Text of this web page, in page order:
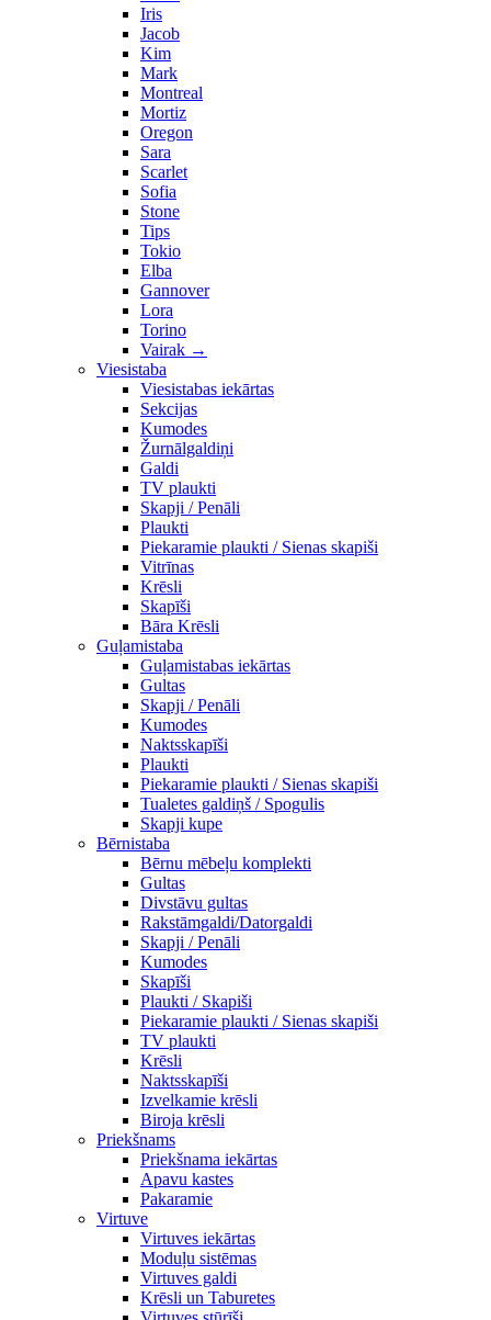
Iris
Jacob
Kim
Mark
Montreal
Mortiz
Oregon
Sara
Scarlet
Sofia
Stone
Tips
Tokio
Elba
Gannover
Lora
Torino
Vairak →
Viesistaba
Viesistabas iekārtas
Sekcijas
Kumodes
Žurnālgaldiņi
Galdi
TV plaukti
Skapji / Penāli
Plaukti
Piekaramie plaukti / Sienas skapiši
Vitrīnas
Krēsli
Skapīši
Bāra Krēsli
Guļamistaba
Guļamistabas iekārtas
Gultas
Skapji / Penāli
Kumodes
Naktsskapīši
Plaukti
Piekaramie plaukti / Sienas skapiši
Tualetes galdiņš / Spogulis
Skapji kupe
Bērnistaba
Bērnu mēbeļu komplekti
Gultas
Divstāvu gultas
Rakstāmgaldi/Datorgaldi
Skapji / Penāli
Kumodes
Skapīši
Plaukti / Skapiši
Piekaramie plaukti / Sienas skapiši
TV plaukti
Krēsli
Naktsskapīši
Izvelkamie krēsli
Biroja krēsli
Priekšnams
Priekšnama iekārtas
Apavu kastes
Pakaramie
Virtuve
Virtuves iekārtas
Moduļu sistēmas
Virtuves galdi
Krēsli un Taburetes